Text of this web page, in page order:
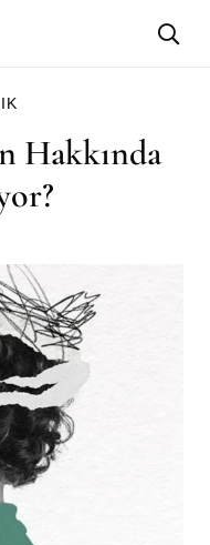
Hakkında